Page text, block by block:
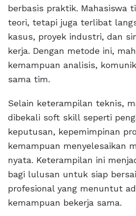
berbasis praktik. Mahasiswa
teori, tetapi juga terlibat
kasus, proyek industri, dan
kerja. Dengan metode ini,
kemampuan analisis,
sama tim.
Selain keterampilan teknis,
dibekali soft skill seperti
keputusan, kepemimpinan
kemampuan menyelesaikan
nyata. Keterampilan ini
bagi lulusan untuk siap
profesional yang menuntut
kemampuan bekerja sama.